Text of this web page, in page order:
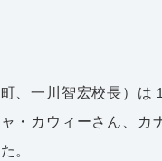
町、一川智宏校長）
・カウィーさん、
。